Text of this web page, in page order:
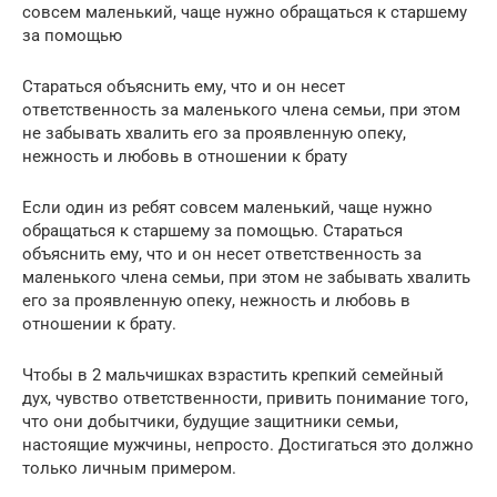
совсем маленький, чаще нужно обращаться к старшему
за помощью
Стараться объяснить ему, что и он несет
ответственность за маленького члена семьи, при этом
не забывать хвалить его за проявленную опеку,
нежность и любовь в отношении к брату
Если один из ребят совсем маленький, чаще нужно
обращаться к старшему за помощью. Стараться
объяснить ему, что и он несет ответственность за
маленького члена семьи, при этом не забывать хвалить
его за проявленную опеку, нежность и любовь в
отношении к брату.
Чтобы в 2 мальчишках взрастить крепкий семейный
дух, чувство ответственности, привить понимание того,
что они добытчики, будущие защитники семьи,
настоящие мужчины, непросто. Достигаться это должно
только личным примером.